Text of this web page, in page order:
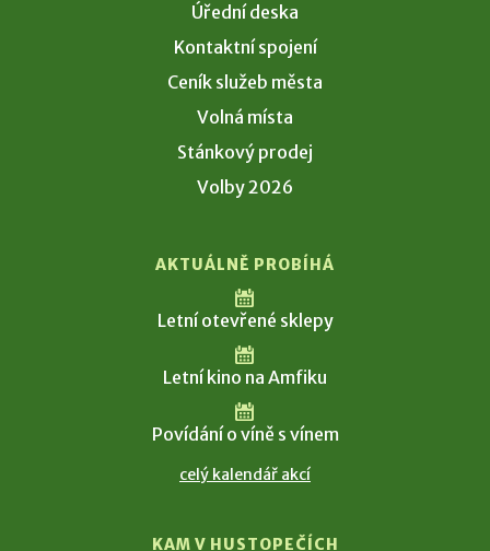
Úřední deska
Kontaktní spojení
Ceník služeb města
Volná místa
Stánkový prodej
Volby 2026
AKTUÁLNĚ PROBÍHÁ
Letní otevřené sklepy
Letní kino na Amfiku
Povídání o víně s vínem
celý kalendář akcí
KAM V HUSTOPEČÍCH